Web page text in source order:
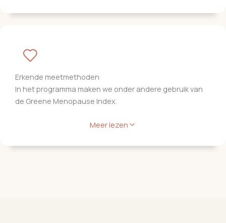
Erkende meetmethoden
In het programma maken we onder andere gebruik van
de Greene Menopause Index.
Meer lezen